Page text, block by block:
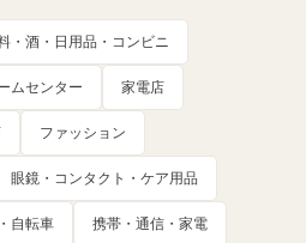
・酒・日用品・コンビニ
ムセンター 家電店
ファッション
眼鏡・コンタクト・ケア用品
自転車 携帯・通信・家電